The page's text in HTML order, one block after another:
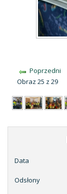
Poprzedni
Obraz 25 z 29
Data
Odsłony